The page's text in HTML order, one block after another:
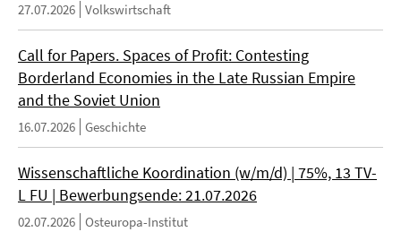
27.07.2026 Volkswirtschaft
Call for Papers. Spaces of Profit: Contesting
Borderland Economies in the Late Russian Empire
and the Soviet Union
16.07.2026 Geschichte
Wissenschaftliche Koordination (w/m/d) | 75%, 13 TV-
L FU | Bewerbungsende: 21.07.2026
02.07.2026 Osteuropa-Institut